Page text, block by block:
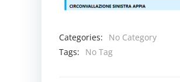
Categories:
No Category
Tags:
No Tag